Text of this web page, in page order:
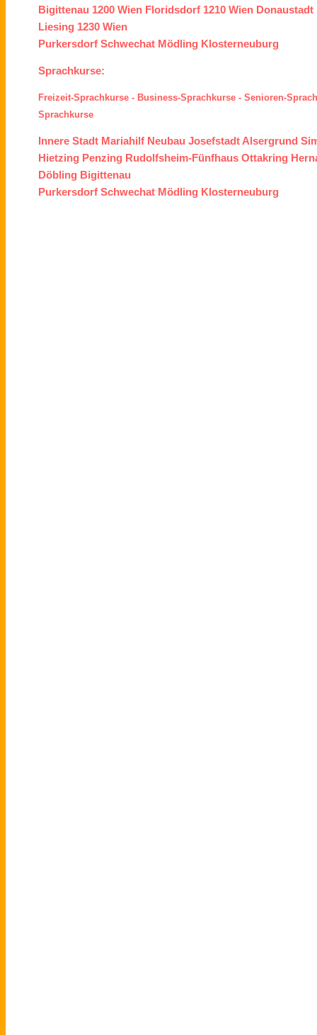
Bigittenau 1200 Wien Floridsdorf 1210 Wien Donaustadt
Liesing 1230 Wien
Purkersdorf Schwechat Mödling Klosterneuburg
Sprachkurse:
Freizeit-Sprachkurse - Business-Sprachkurse -Senioren-
Sprachkurse
Innere Stadt Mariahilf Neubau Josefstadt Alsergrund
Hietzing Penzing Rudolfsheim-Fünfhaus Ottakring
Döbling Bigittenau
Purkersdorf Schwechat Mödling Klosterneuburg